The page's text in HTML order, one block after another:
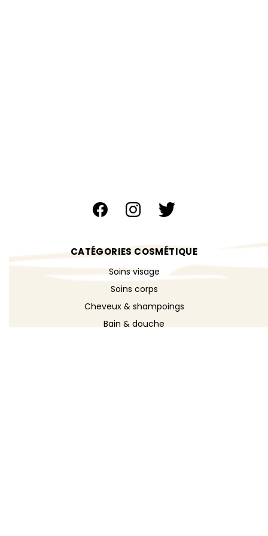
CATÉGORIES COSMÉTIQUE
Soins visage
Soins corps
Cheveux & shampoings
Bain & douche